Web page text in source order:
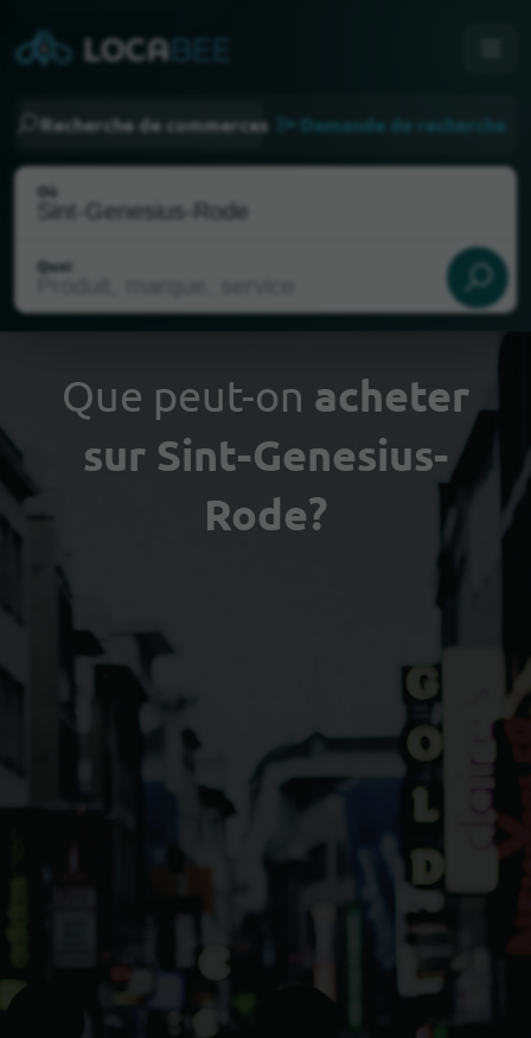
Recherche de commerces Demande de recherche
Où
Quoi
Choisir ma localisation
Que peut-on acheter
sur Sint-Genesius-
Rode?